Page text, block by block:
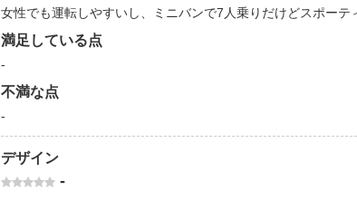
女性でも運転しやすいし、ミニバンで7人乗りだけどスポー
満足している点
-
不満な点
-
デザイン
-